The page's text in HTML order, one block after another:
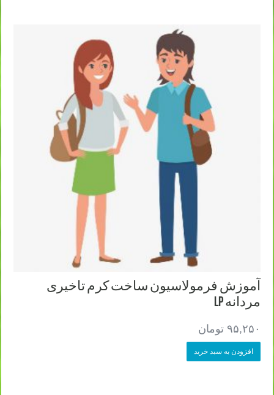
آموزش فرمولاسیون ساخت کرم تاخیری
مردانه LP
۹۵,۲۵۰ تومان
افزودن به سبد خرید